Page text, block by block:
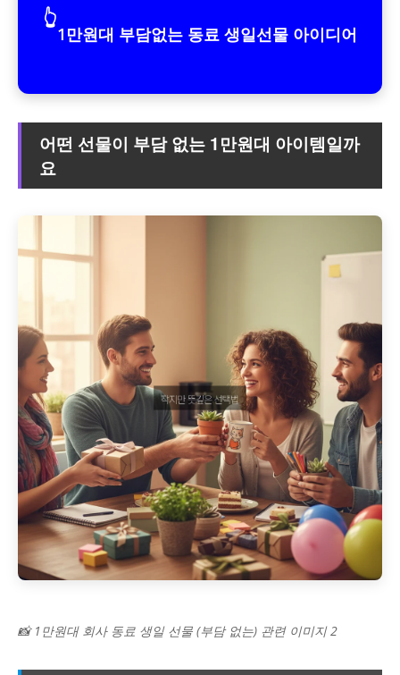
👆
1만원대 부담없는 동료 생일선물 아이디어
어떤 선물이 부담 없는 1만원대 아이템일까
요
📸 1만원대 회사 동료 생일 선물 (부담 없는) 관련 이미지 2